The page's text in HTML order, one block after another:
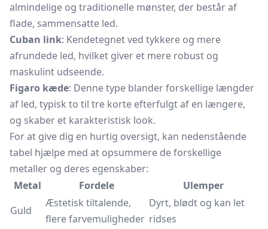
almindelige og traditionelle mønster, der består af
flade, sammensatte led.
Cuban link: Kendetegnet ved tykkere og mere
afrundede led, hvilket giver et mere robust og
maskulint udseende.
Figaro kæde: Denne type blander forskellige længder
af led, typisk to til tre korte efterfulgt af en længere,
og skaber et karakteristisk look.
For at give dig en hurtig oversigt, kan nedenstående
tabel hjælpe med at opsummere de forskellige
metaller og deres egenskaber:
Metal
Fordele
Ulemper
Guld
Æstetisk tiltalende,
flere farvemuligheder
Dyrt, blødt og kan let
ridses